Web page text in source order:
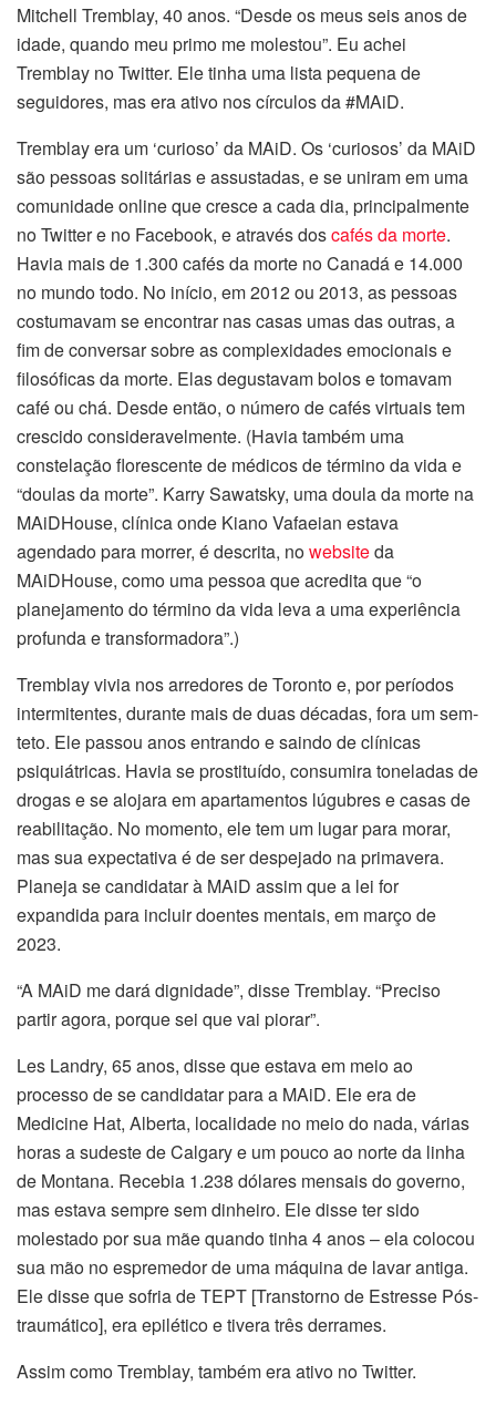
Mitchell Tremblay, 40 anos. “Desde os meus seis anos de
idade, quando meu primo me molestou”. Eu achei
Tremblay no Twitter. Ele tinha uma lista pequena de
seguidores, mas era ativo nos círculos da #MAiD.
Tremblay era um ‘curioso’ da MAiD. Os ‘curiosos’ da MAiD
são pessoas solitárias e assustadas, e se uniram em uma
comunidade online que cresce a cada dia, principalmente
no Twitter e no Facebook, e através doscafés da morte.
Havia mais de 1.300 cafés da morte no Canadá e 14.000
no mundo todo. No início, em 2012 ou 2013, as pessoas
costumavam se encontrar nas casas umas das outras, a
fim de conversar sobre as complexidades emocionais e
filosóficas da morte. Elas degustavam bolos e tomavam
café ou chá. Desde então, o número de cafés virtuais tem
crescido consideravelmente. (Havia também uma
constelação florescente de médicos de término da vida e
“doulas da morte”. Karry Sawatsky, uma doula da morte na
MAiDHouse, clínica onde Kiano Vafaeian estava
agendado para morrer, é descrita, nowebsiteda
MAiDHouse, como uma pessoa que acredita que “o
planejamento do término da vida leva a uma experiência
profunda e transformadora”.)
Tremblay vivia nos arredores de Toronto e, por períodos
intermitentes, durante mais de duas décadas, fora um sem-
teto. Ele passou anos entrando e saindo de clínicas
psiquiátricas. Havia se prostituído, consumira toneladas de
drogas e se alojara em apartamentos lúgubres e casas de
reabilitação. No momento, ele tem um lugar para morar,
mas sua expectativa é de ser despejado na primavera.
Planeja se candidatar à MAiD assim que a lei for
expandida para incluir doentes mentais, em março de
2023.
“A MAiD me dará dignidade”, disse Tremblay. “Preciso
partir agora, porque sei que vai piorar”.
Les Landry, 65 anos, disse que estava em meio ao
processo de se candidatar para a MAiD. Ele era de
Medicine Hat, Alberta, localidade no meio do nada, várias
horas a sudeste de Calgary e um pouco ao norte da linha
de Montana. Recebia 1.238 dólares mensais do governo,
mas estava sempre sem dinheiro. Ele disse ter sido
molestado por sua mãe quando tinha 4 anos – ela colocou
sua mão no espremedor de uma máquina de lavar antiga.
Ele disse que sofria de TEPT [Transtorno de Estresse Pós-
traumático], era epilético e tivera três derrames.
Assim como Tremblay, também era ativo no Twitter.